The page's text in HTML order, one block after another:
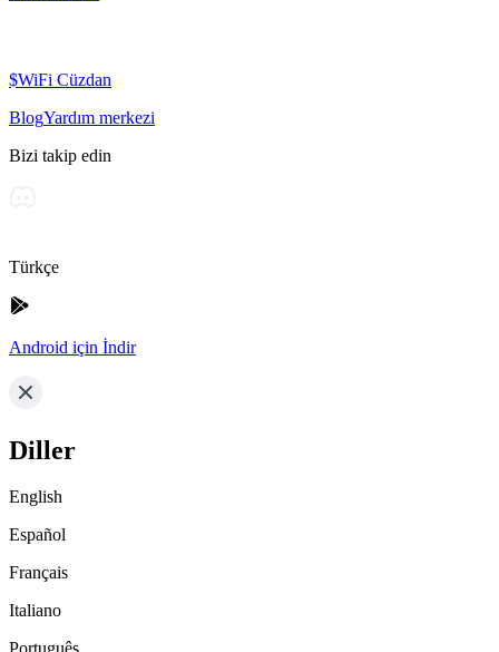
$WiFi Cüzdan
BlogYardım merkezi
Bizi takip edin
Türkçe
Android için İndir
Diller
English
Español
Français
Italiano